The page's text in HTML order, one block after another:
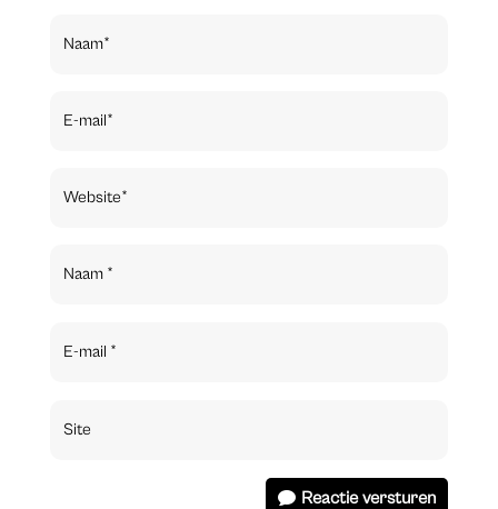
Reactie versturen